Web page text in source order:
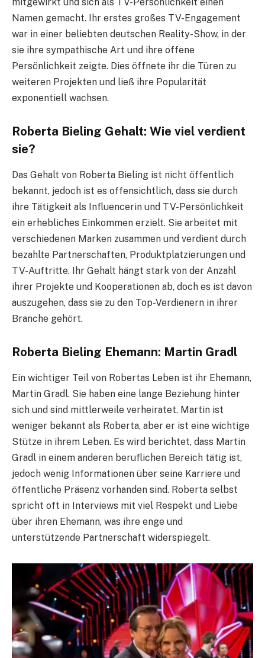
mitgewirkt und sich als TV-Persönlichkeit einen
Namen gemacht. Ihr erstes großes TV-Engagement
war in einer beliebten deutschen Reality-Show, in der
sie ihre sympathische Art und ihre offene
Persönlichkeit zeigte. Dies öffnete ihr die Türen zu
weiteren Projekten und ließ ihre Popularität
exponentiell wachsen.
Roberta Bieling Gehalt: Wie viel verdient
sie?
Das Gehalt von Roberta Bieling ist nicht öffentlich
bekannt, jedoch ist es offensichtlich, dass sie durch
ihre Tätigkeit als Influencerin und TV-Persönlichkeit
ein erhebliches Einkommen erzielt. Sie arbeitet mit
verschiedenen Marken zusammen und verdient durch
bezahlte Partnerschaften, Produktplatzierungen und
TV-Auftritte. Ihr Gehalt hängt stark von der Anzahl
ihrer Projekte und Kooperationen ab, doch es ist davon
auszugehen, dass sie zu den Top-Verdienern in ihrer
Branche gehört.
Roberta Bieling Ehemann: Martin Gradl
Ein wichtiger Teil von Robertas Leben ist ihr Ehemann,
Martin Gradl. Sie haben eine lange Beziehung hinter
sich und sind mittlerweile verheiratet. Martin ist
weniger bekannt als Roberta, aber er ist eine wichtige
Stütze in ihrem Leben. Es wird berichtet, dass Martin
Gradl in einem anderen beruflichen Bereich tätig ist,
jedoch wenig Informationen über seine Karriere und
öffentliche Präsenz vorhanden sind. Roberta selbst
spricht oft in Interviews mit viel Respekt und Liebe
über ihren Ehemann, was ihre enge und
unterstützende Partnerschaft widerspiegelt.